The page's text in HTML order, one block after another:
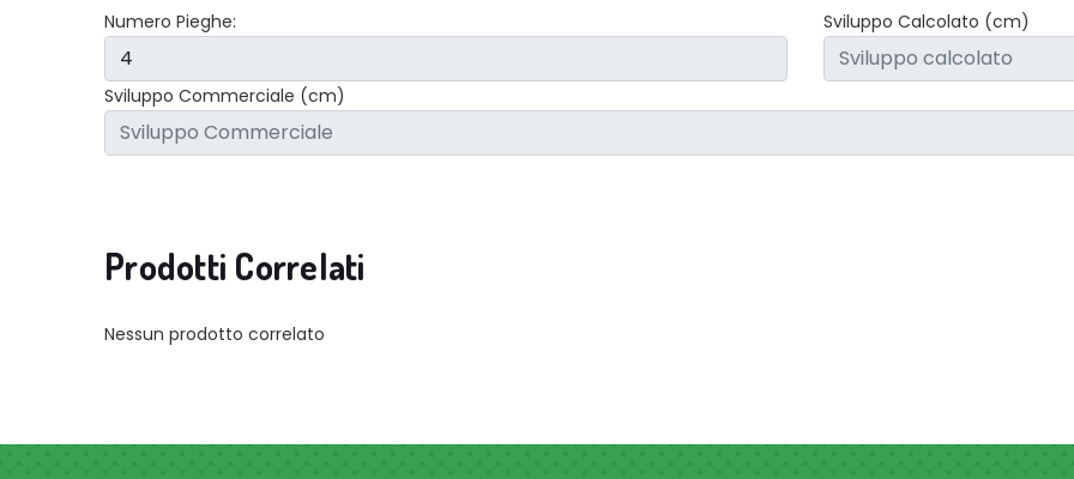
Numero Pieghe: Sviluppo Calcolato (cm)
Sviluppo Commerciale (cm)
Prodotti Correlati
Nessun prodotto correlato